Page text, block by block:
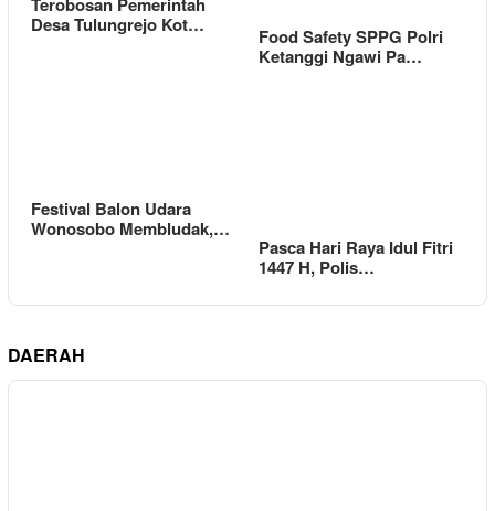
Desa Tulungrejo Kot…
Food Safety SPPG Polri
Ketanggi Ngawi Pa…
Festival Balon Udara
Wonosobo Membludak,…
Pasca Hari Raya Idul Fitri
1447 H, Polis…
DAERAH